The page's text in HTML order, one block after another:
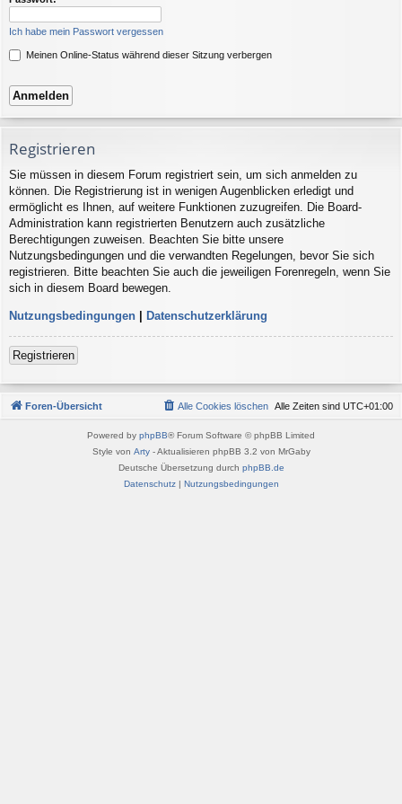
Ich habe mein Passwort vergessen
Meinen Online-Status während dieser Sitzung verbergen
Registrieren
Sie müssen in diesem Forum registriert sein, um sich anmelden zu
können. Die Registrierung ist in wenigen Augenblicken erledigt und
ermöglicht es Ihnen, auf weitere Funktionen zuzugreifen. Die Board-
Administration kann registrierten Benutzern auch zusätzliche
Berechtigungen zuweisen. Beachten Sie bitte unsere
Nutzungsbedingungen und die verwandten Regelungen, bevor Sie sich
registrieren. Bitte beachten Sie auch die jeweiligen Forenregeln, wenn Sie
sich in diesem Board bewegen.
Nutzungsbedingungen | Datenschutzerklärung
Registrieren
Foren-Übersicht Alle Zeiten sind UTC+01:00
Alle Cookies löschen
Powered by phpBB® Forum Software © phpBB Limited
Style von Arty- Aktualisieren phpBB 3.2 von MrGaby
Deutsche Übersetzung durch phpBB.de
Datenschutz| Nutzungsbedingungen